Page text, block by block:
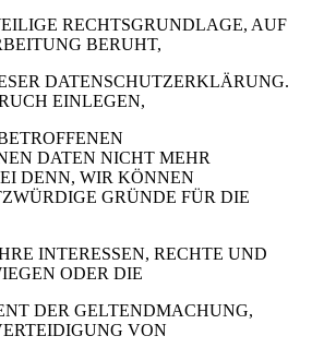
RECHTSGRUNDLAGE, AUF
BERUHT,
DATENSCHUTZERKLÄRUNG.
EINLEGEN,
DATEN NICHT MEHR
DENN, WIR KÖNNEN
GRÜNDE FÜR DIE
INTERESSEN, RECHTE UND
ODER DIE
DER GELTENDMACHUNG,
VON